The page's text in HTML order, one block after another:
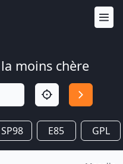
moins chère
SP98 E85 GPL